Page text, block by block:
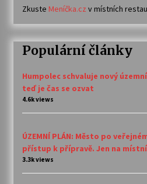
Zkuste Meníčka.cz v místních
Populární články
Humpolec schvaluje nový
teď je čas se ozvat
4.6k views
ÚZEMNÍ PLÁN: Město po
přístup k přípravě. Jen na
3.3k views